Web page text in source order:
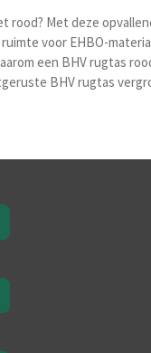
rood? Met deze
voor EHBO-
een BHV rugtas
BHV rugtas